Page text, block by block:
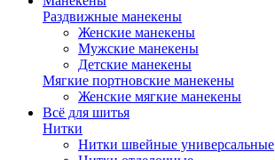
Раздвижные манекены
Женские манекены
Мужские манекены
Детские манекены
Мягкие портновские манекены
Женские мягкие манекены
Всё для шитья
Нитки
Нитки швейные универсальные